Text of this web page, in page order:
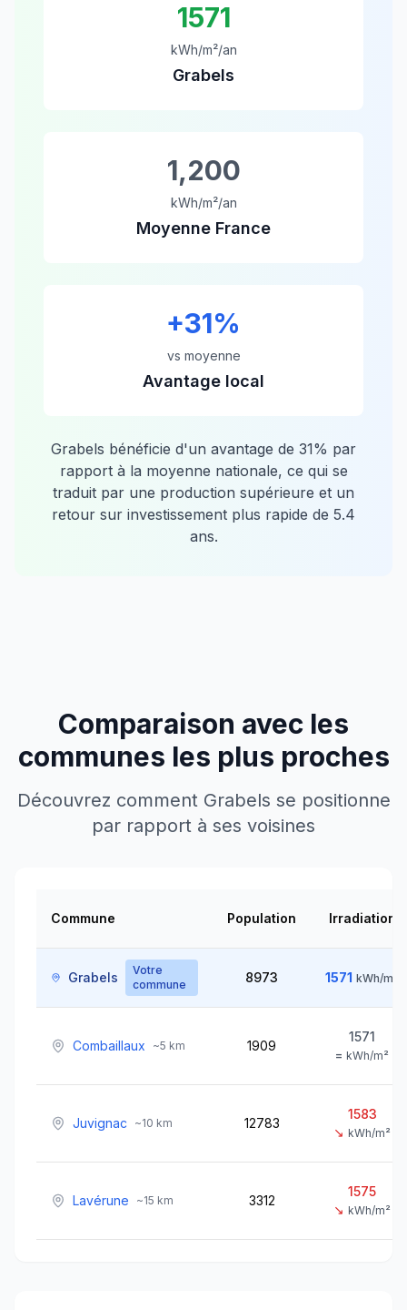
1571
kWh/m²/an
Grabels
1,200
kWh/m²/an
Moyenne France
+31%
vs moyenne
Avantage local
Grabels bénéficie d'un avantage de 31% par
rapport à la moyenne nationale, ce qui se
traduit par une production supérieure et un
retour sur investissement plus rapide de 5.4
ans.
Comparaison avec les
communes les plus proches
Découvrez comment Grabels se positionne
par rapport à ses voisines
Commune Population Irradiation
Grabels
Votre
commune
8973 1571 kWh/m²
Combaillaux ~5 km 1909
1571
= kWh/m²
Juvignac ~10 km 12783
1583
↘ kWh/m²
Lavérune ~15 km 3312
1575
↘ kWh/m²